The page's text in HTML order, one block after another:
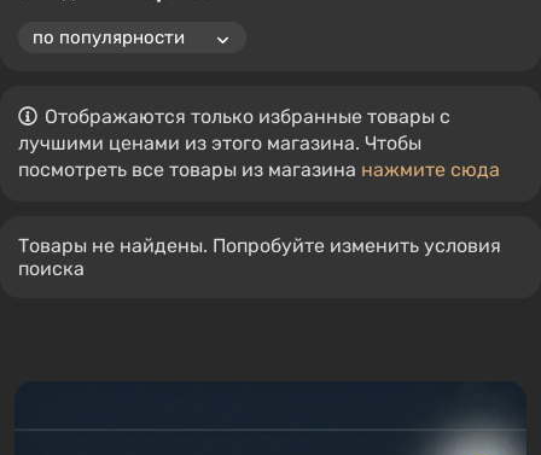
Отображаются только избранные товары с
лучшими ценами из этого магазина. Чтобы
посмотреть все товары из магазина нажмите сюда
Товары не найдены. Попробуйте изменить условия
поиска